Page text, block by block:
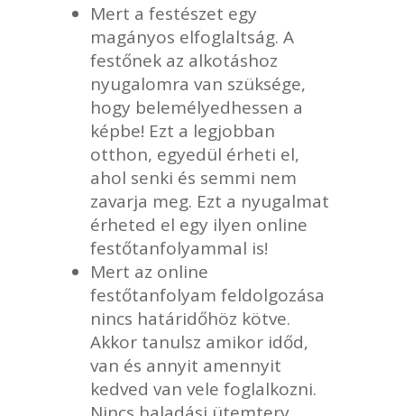
Mert a festészet egy
magányos elfoglaltság. A
festőnek az alkotáshoz
nyugalomra van szüksége,
hogy belemélyedhessen a
képbe! Ezt a legjobban
otthon, egyedül érheti el,
ahol senki és semmi nem
zavarja meg. Ezt a nyugalmat
érheted el egy ilyen online
festőtanfolyammal is!
Mert az online
festőtanfolyam feldolgozása
nincs határidőhöz kötve.
Akkor tanulsz amikor időd,
van és annyit amennyit
kedved van vele foglalkozni.